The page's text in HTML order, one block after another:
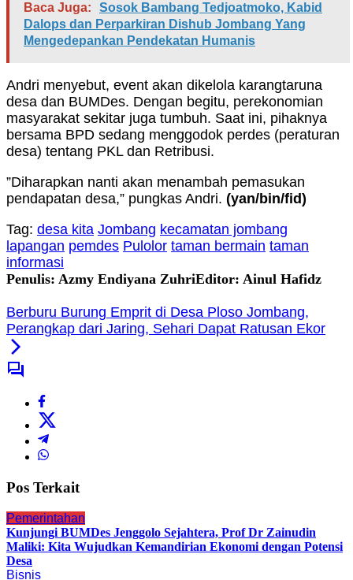
Baca Juga:
Sosok Bambang Tedjoatmoko, Kabid
Dalops dan Perparkiran Dishub Jombang Yang
Mengedepankan Pendekatan Humanis
Andri menyebut, event akan dikelola karangtaruna
desa dan BUMDes. Dengan begitu, perekonomian
masyarakat sekitar juga tumbuh. Saat ini, pihaknya
bersama BPD sedang menggodok perdes (peraturan
desa) tentang PKL dan Retribusi.
”Diharapkan nanti akan menambah pemasukan
pendapatan desa,” pungkas Andri. (yan/bin/fid)
Tag: desa kita Jombang kecamatan jombang
lapangan pemdes Pulolor taman bermain taman
informasi
Penulis: Azmy Endiyana ZuhriEditor: Ainul Hafidz
Berburu Burung Emprit di Desa Ploso Jombang,
Perangkap dari Jaring, Sehari Dapat Ratusan Ekor
Pos Terkait
Pemerintahan
Kunjungi BUMDes Jenggolo Sejahtera, Prof Dr Zainudin
Maliki: Kita Wujudkan Kemandirian Ekonomi dengan Potensi
Desa
Bisnis